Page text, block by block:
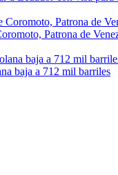
Patrona de
baja a 712 mil barriles